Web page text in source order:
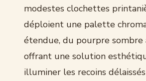
modestes clochettes
déploient une palette
étendue, du pourpre sombre
offrant une solution
illuminer les recoins